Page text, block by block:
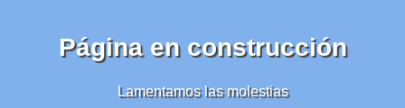
Página en construcción
Lamentamos las molestias